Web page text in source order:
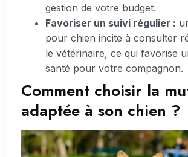
gestion de votre budget.
Favoriser un suivi régulier :
pour chien incite à consulter
le vétérinaire, ce qui favorise
santé pour votre compagnon.
Comment choisir la
adaptée à son chien ?